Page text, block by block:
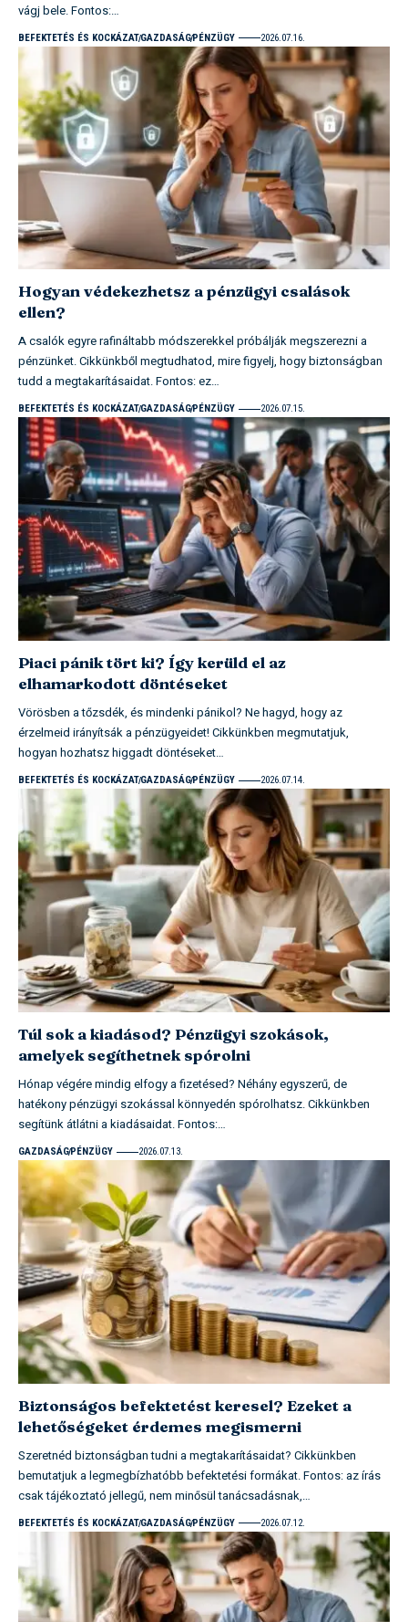
vágj bele. Fontos:…
BEFEKTETÉS ÉS KOCKÁZATGAZDASÁGPÉNZÜGY 2026.07.16.
Hogyan védekezhetsz a pénzügyi csalások
ellen?
A csalók egyre rafináltabb módszerekkel próbálják megszerezni a
pénzünket. Cikkünkből megtudhatod, mire figyelj, hogy biztonságban
tudd a megtakarításaidat. Fontos: ez…
BEFEKTETÉS ÉS KOCKÁZATGAZDASÁGPÉNZÜGY 2026.07.15.
Piaci pánik tört ki? Így kerüld el az
elhamarkodott döntéseket
Vörösben a tőzsdék, és mindenki pánikol? Ne hagyd, hogy az
érzelmeid irányítsák a pénzügyeidet! Cikkünkben megmutatjuk,
hogyan hozhatsz higgadt döntéseket…
BEFEKTETÉS ÉS KOCKÁZATGAZDASÁGPÉNZÜGY 2026.07.14.
Túl sok a kiadásod? Pénzügyi szokások,
amelyek segíthetnek spórolni
Hónap végére mindig elfogy a fizetésed? Néhány egyszerű, de
hatékony pénzügyi szokással könnyedén spórolhatsz. Cikkünkben
segítünk átlátni a kiadásaidat. Fontos:…
GAZDASÁGPÉNZÜGY 2026.07.13.
Biztonságos befektetést keresel? Ezeket a
lehetőségeket érdemes megismerni
Szeretnéd biztonságban tudni a megtakarításaidat? Cikkünkben
bemutatjuk a legmegbízhatóbb befektetési formákat. Fontos: az írás
csak tájékoztató jellegű, nem minősül tanácsadásnak,…
BEFEKTETÉS ÉS KOCKÁZATGAZDASÁGPÉNZÜGY 2026.07.12.